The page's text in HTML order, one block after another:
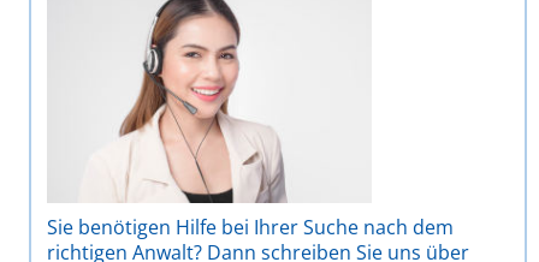
Sie benötigen Hilfe bei Ihrer Suche nach dem
richtigen Anwalt? Dann schreiben Sie uns über